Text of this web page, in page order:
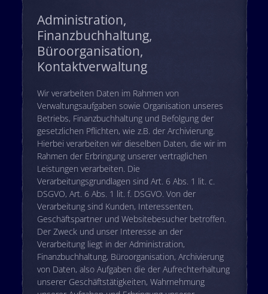
Administration,
Finanzbuchhaltung,
Büroorganisation,
Kontaktverwaltung
Wir verarbeiten Daten im Rahmen von
Verwaltungsaufgaben sowie Organisation unseres
Betriebs, Finanzbuchhaltung und Befolgung der
gesetzlichen Pflichten, wie z.B. der Archivierung.
Hierbei verarbeiten wir dieselben Daten, die wir im
Rahmen der Erbringung unserer vertraglichen
Leistungen verarbeiten. Die
Verarbeitungsgrundlagen sind Art. 6 Abs. 1 lit. c.
DSGVO, Art. 6 Abs. 1 lit. f. DSGVO. Von der
Verarbeitung sind Kunden, Interessenten,
Geschäftspartner und Websitebesucher betroffen.
Der Zweck und unser Interesse an der
Verarbeitung liegt in der Administration,
Finanzbuchhaltung, Büroorganisation, Archivierung
von Daten, also Aufgaben die der Aufrechterhaltung
unserer Geschäftstätigkeiten, Wahrnehmung